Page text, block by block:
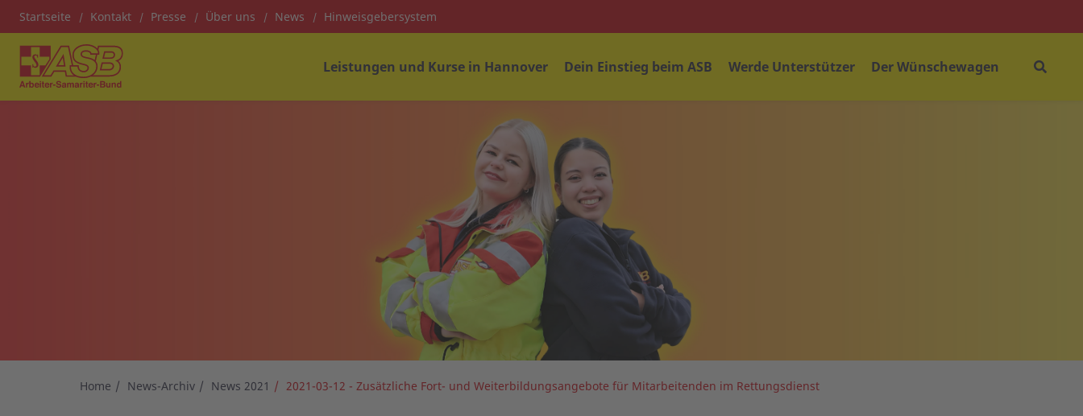
Startseite Kontakt Presse Über uns News Hinweisgebersystem
Leistungen und Kurse in Hannover Dein Einstieg beim ASB Werde Unterstützer Der Wünschewagen
Home News-Archiv News 2021 2021-03-12 - Zusätzliche Fort- und Weiterbildungsangebote für Mitarbeitenden im Rettungsdienst